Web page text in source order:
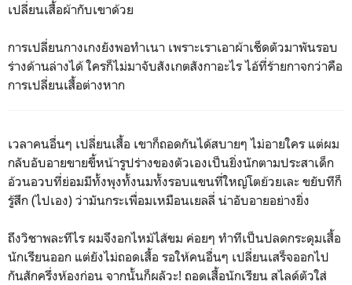
เปลี่ยนเสื้อผ้ากับเขาด้วย
การเปลี่ยนกางเกงยังพอทำเนา เพราะเราเอาผ้าเช็ดตัวมาพันรอบ
ร่างด้านล่างได้ ใครก็ไม่มาจับสังเกตสังกาอะไร ไอ้ที่ร้ายกาจกว่าคือ
การเปลี่ยนเสื้อต่างหาก
เวลาคนอื่นๆ เปลี่ยนเสื้อ เขาก็ถอดกันได้สบายๆ ไม่อายใคร แต่ผม
กลับอับอายขายขี้หน้ารูปร่างของตัวเองเป็นยิ่งนักตามประสาเด็ก
อ้วนอวบที่ย่อมมีทั้งพุงทั้งนมทั้งรอบแขนที่ใหญ่โตย้วยเละ ขยับทีก็
รู้สึก (ไปเอง) ว่ามันกระเพื่อมเหมือนเยลลี่ น่าอับอายอย่างยิ่ง
ถึงวิชาพละทีไร ผมจึงอกไหม้ไส้ขม ค่อยๆ ทำทีเป็นปลดกระดุมเสื้อ
นักเรียนออก แต่ยังไม่ถอดเสื้อ รอให้คนอื่นๆ เปลี่ยนเสร็จออกไป
กันสักครึ่งห้องก่อน จากนั้นก็ผลัวะ! ถอดเสื้อนักเรียน สไลด์ตัวใส่